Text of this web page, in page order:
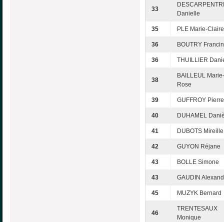
33
Danielle
35 PLE Marie-Claire
36 BOUTRY
36 THUILLIER
38
BAILLEUL Marie-
Rose
39 GUFFROY
40 DUHAMEL
41 DUBOTS Mireille
42 GUYON Réjane
43 BOLLE Simone
43 GAUDIN
45 MUZYK Bernard
46
TRENTESAUX
Monique